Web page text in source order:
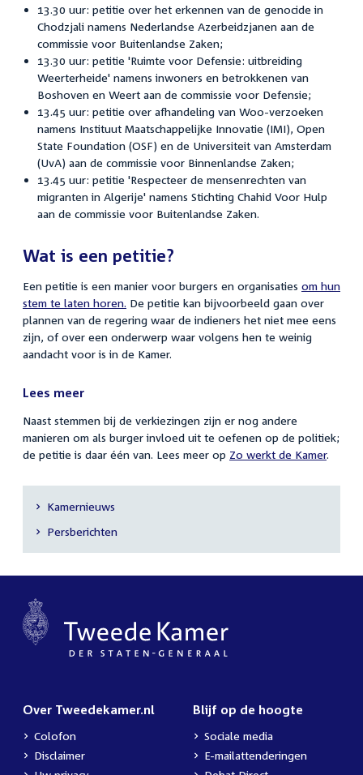
13.30 uur: petitie over het erkennen van de genocide in
Chodzjali namens Nederlandse Azerbeidzjanen aan de
commissie voor Buitenlandse Zaken;
13.30 uur: petitie 'Ruimte voor Defensie: uitbreiding
Weerterheide' namens inwoners en betrokkenen van
Boshoven en Weert aan de commissie voor Defensie;
13.45 uur: petitie over afhandeling van Woo-verzoeken
namens Instituut Maatschappelijke Innovatie (IMI), Open
State Foundation (OSF) en de Universiteit van Amsterdam
(UvA) aan de commissie voor Binnenlandse Zaken;
13.45 uur: petitie 'Respecteer de mensenrechten van
migranten in Algerije' namens Stichting Chahid Voor Hulp
aan de commissie voor Buitenlandse Zaken.
Wat is een petitie?
Een petitie is een manier voor burgers en organisaties om hun
stem te laten horen. De petitie kan bijvoorbeeld gaan over
plannen van de regering waar de indieners het niet mee eens
zijn, of over een onderwerp waar volgens hen te weinig
aandacht voor is in de Kamer.
Lees meer
Naast stemmen bij de verkiezingen zijn er nog andere
manieren om als burger invloed uit te oefenen op de politiek;
de petitie is daar één van. Lees meer op Zo werkt de Kamer.
Secundaire
navigatie
Kamernieuws
Persberichten
Over Tweedekamer.nl
Colofon
Disclaimer
Blijf op de hoogte
Sociale media
E-mailattenderingen